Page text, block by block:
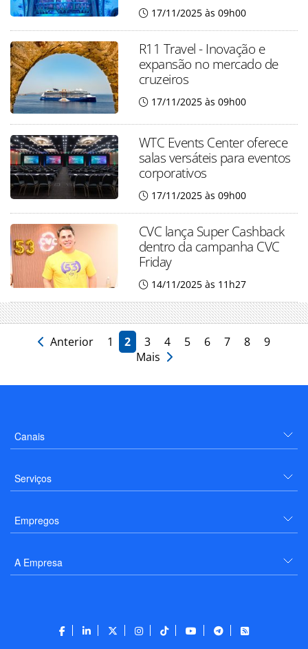
17/11/2025 às 09h00
R11 Travel - Inovação e
expansão no mercado de
cruzeiros
17/11/2025 às 09h00
WTC Events Center oferece
salas versáteis para eventos
corporativos
17/11/2025 às 09h00
CVC lança Super Cashback
dentro da campanha CVC
Friday
14/11/2025 às 11h27
Anterior 1 2 3 4 5 6 7 8
9
Mais
Canais
Serviços
Empregos
A Empresa